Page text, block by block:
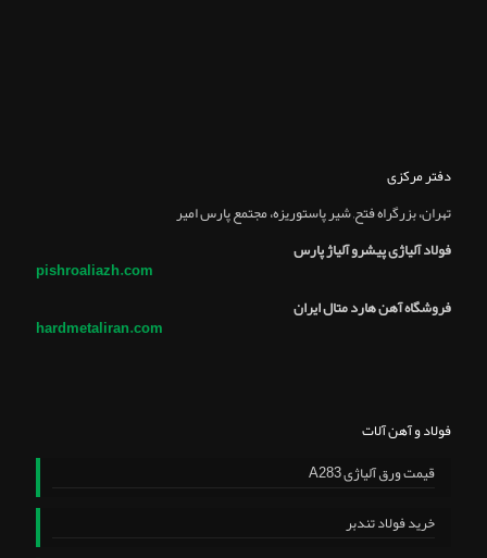
دفتر مرکزی
تهران، بزرگراه فتح, شير پاستوريزه، مجتمع پارس امير
فولاد آلیاژی پیشرو آلیاژ پارس
pishroaliazh.com
فروشگاه آهن هارد متال ایران
hardmetaliran.com
فولاد و آهن آلات
قیمت ورق آلیاژی A283
خرید فولاد تندبر